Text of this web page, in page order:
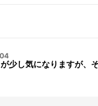
少し気になりますが、